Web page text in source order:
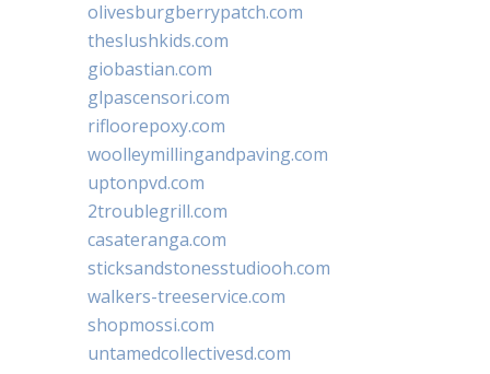
olivesburgberrypatch.com
theslushkids.com
giobastian.com
glpascensori.com
rifloorepoxy.com
woolleymillingandpaving.com
uptonpvd.com
2troublegrill.com
casateranga.com
sticksandstonesstudiooh.com
walkers-treeservice.com
shopmossi.com
untamedcollectivesd.com